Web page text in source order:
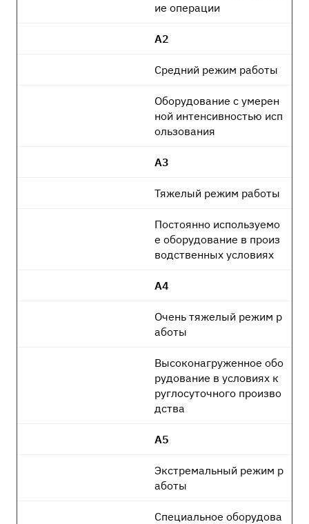
ие операции
А2
Средний режим работы
Оборудование с умерен
ной интенсивностью исп
ользования
А3
Тяжелый режим работы
Постоянно используемо
е оборудование в произ
водственных условиях
А4
Очень тяжелый режим р
аботы
Высоконагруженное обо
рудование в условиях к
руглосуточного произво
дства
А5
Экстремальный режим р
аботы
Специальное оборудова